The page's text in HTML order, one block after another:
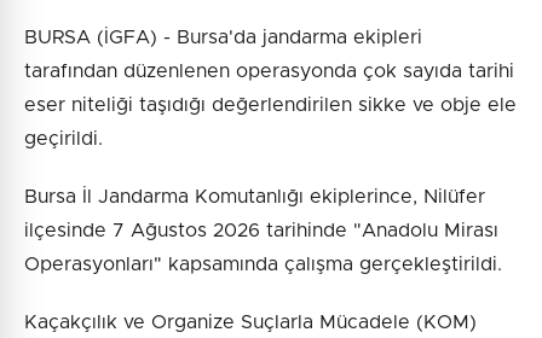
BURSA (İGFA) - Bursa'da jandarma ekipleri
tarafından düzenlenen operasyonda çok sayıda tarihi
eser niteliği taşıdığı değerlendirilen sikke ve obje ele
geçirildi.
Bursa İl Jandarma Komutanlığı ekiplerince, Nilüfer
ilçesinde 7 Ağustos 2026 tarihinde "Anadolu Mirası
Operasyonları" kapsamında çalışma gerçekleştirildi.
Kaçakçılık ve Organize Suçlarla Mücadele (KOM)